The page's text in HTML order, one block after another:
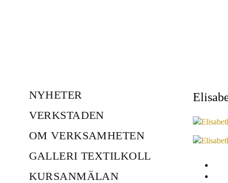
NYHETER
VERKSTADEN
OM VERKSAMHETEN
GALLERI TEXTILKOLL
KURSANMÄLAN